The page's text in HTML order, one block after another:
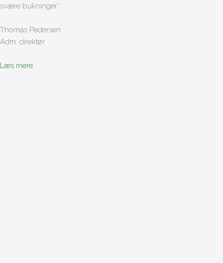
svære bukninger”
Thomas Pedersen
Adm. direktør
Læs mere